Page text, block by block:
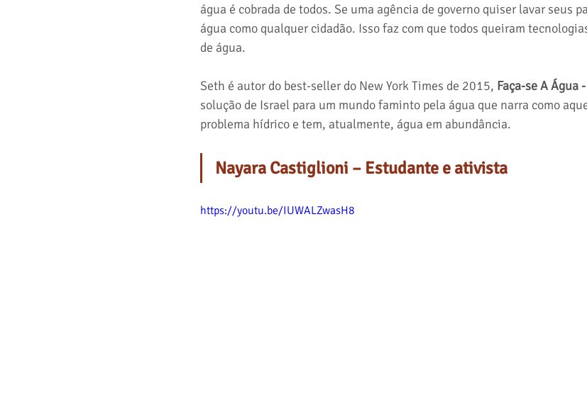
água é cobrada de todos. Se uma agência de governo quiser lavar seus
água como qualquer cidadão. Isso faz com que todos queiram
de água.
Seth é autor do best-seller do New York Times de 2015, Faça-se A Água -
solução de Israel para um mundo faminto pela água que narra como
problema hídrico e tem, atualmente, água em abundância.
Nayara Castiglioni – Estudante e ativista
https://youtu.be/IUWALZwasH8